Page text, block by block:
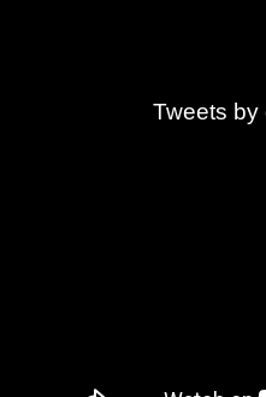
Tweets by